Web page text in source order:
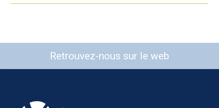
Retrouvez-nous sur le web